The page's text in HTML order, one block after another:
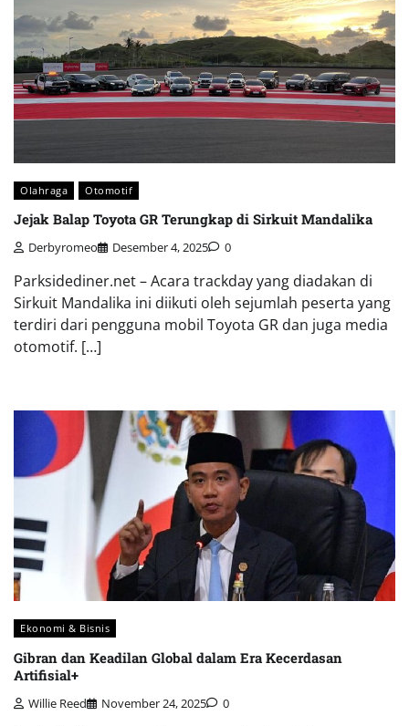
Olahraga Otomotif
Jejak Balap Toyota GR Terungkap di Sirkuit Mandalika
Derbyromeo Desember 4, 2025 0
Parksidediner.net – Acara trackday yang diadakan di
Sirkuit Mandalika ini diikuti oleh sejumlah peserta yang
terdiri dari pengguna mobil Toyota GR dan juga media
otomotif. […]
Ekonomi & Bisnis
Gibran dan Keadilan Global dalam Era Kecerdasan
Artifisial+
Willie Reed November 24, 2025 0